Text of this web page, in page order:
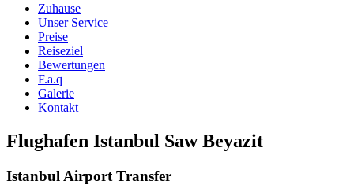
Zuhause
Unser Service
Preise
Reiseziel
Bewertungen
F.a.q
Galerie
Kontakt
Flughafen Istanbul Saw Beyazit
Istanbul Airport Transfer